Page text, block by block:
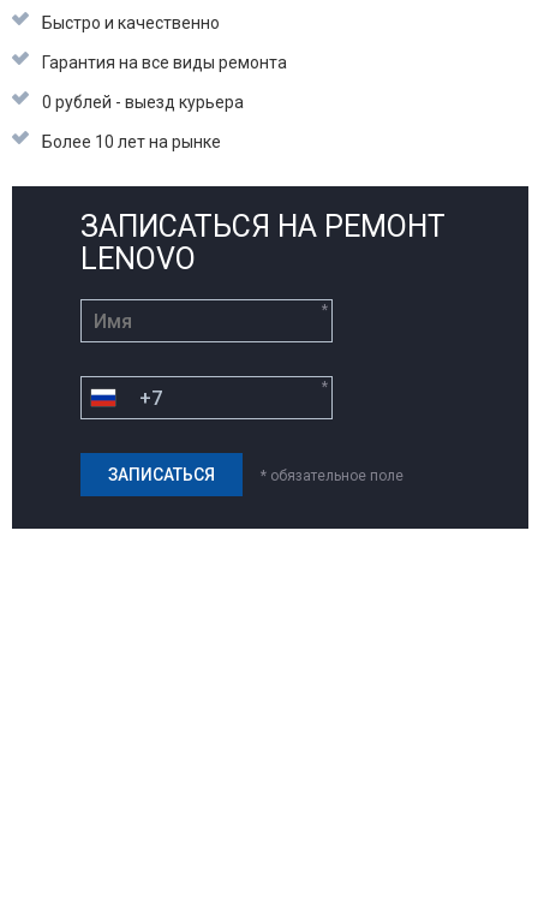
Быстро и качественно
Гарантия на все виды ремонта
0 рублей - выезд курьера
Более 10 лет на рынке
ЗАПИСАТЬСЯ НА РЕМОНТ
LENOVO
*
*
* обязательное поле